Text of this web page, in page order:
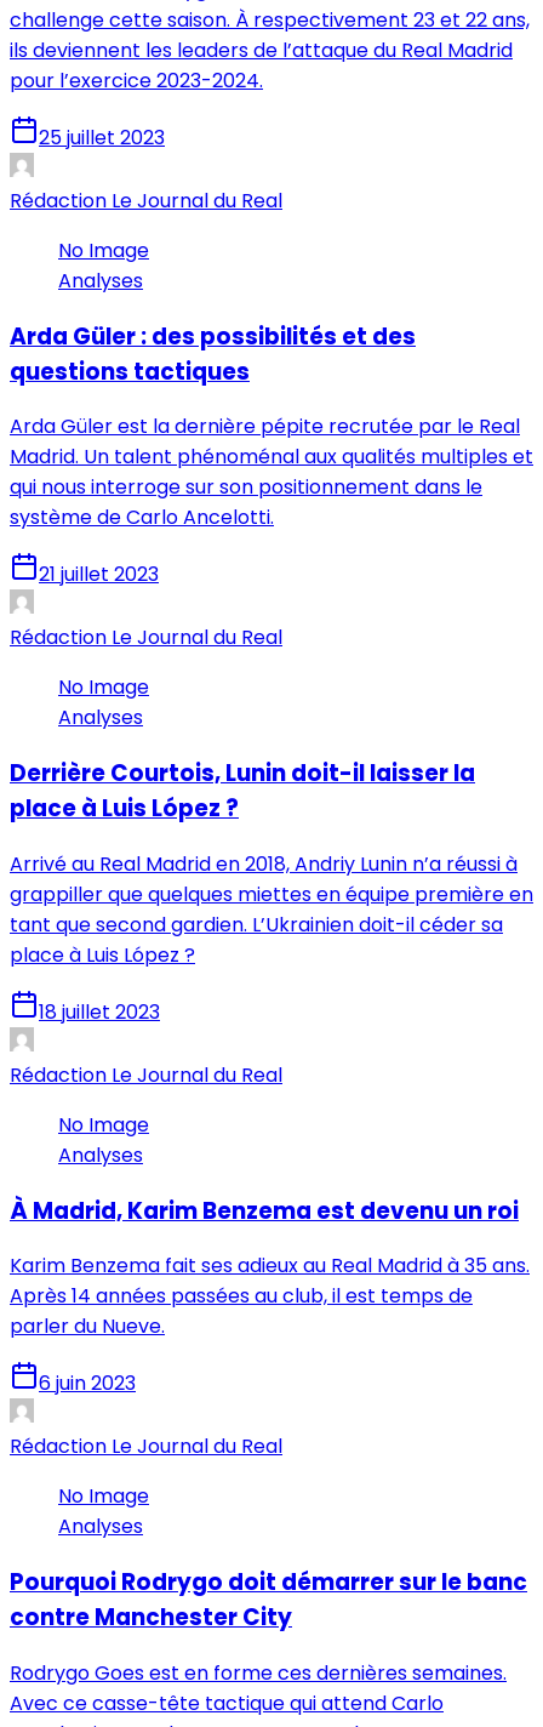
challenge cette saison. À respectivement 23 et 22 ans,
ils deviennent les leaders de l’attaque du Real Madrid
pour l’exercice 2023-2024.
25 juillet 2023
Rédaction Le Journal du Real
No Image
Analyses
Arda Güler : des possibilités et des
questions tactiques
Arda Güler est la dernière pépite recrutée par le Real
Madrid. Un talent phénoménal aux qualités multiples et
qui nous interroge sur son positionnement dans le
système de Carlo Ancelotti.
21 juillet 2023
Rédaction Le Journal du Real
No Image
Analyses
Derrière Courtois, Lunin doit-il laisser la
place à Luis López ?
Arrivé au Real Madrid en 2018, Andriy Lunin n’a réussi à
grappiller que quelques miettes en équipe première en
tant que second gardien. L’Ukrainien doit-il céder sa
place à Luis López ?
18 juillet 2023
Rédaction Le Journal du Real
No Image
Analyses
À Madrid, Karim Benzema est devenu un roi
Karim Benzema fait ses adieux au Real Madrid à 35 ans.
Après 14 années passées au club, il est temps de
parler du Nueve.
6 juin 2023
Rédaction Le Journal du Real
No Image
Analyses
Pourquoi Rodrygo doit démarrer sur le banc
contre Manchester City
Rodrygo Goes est en forme ces dernières semaines.
Avec ce casse-tête tactique qui attend Carlo